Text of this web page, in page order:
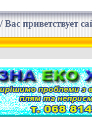
Вас приветствует